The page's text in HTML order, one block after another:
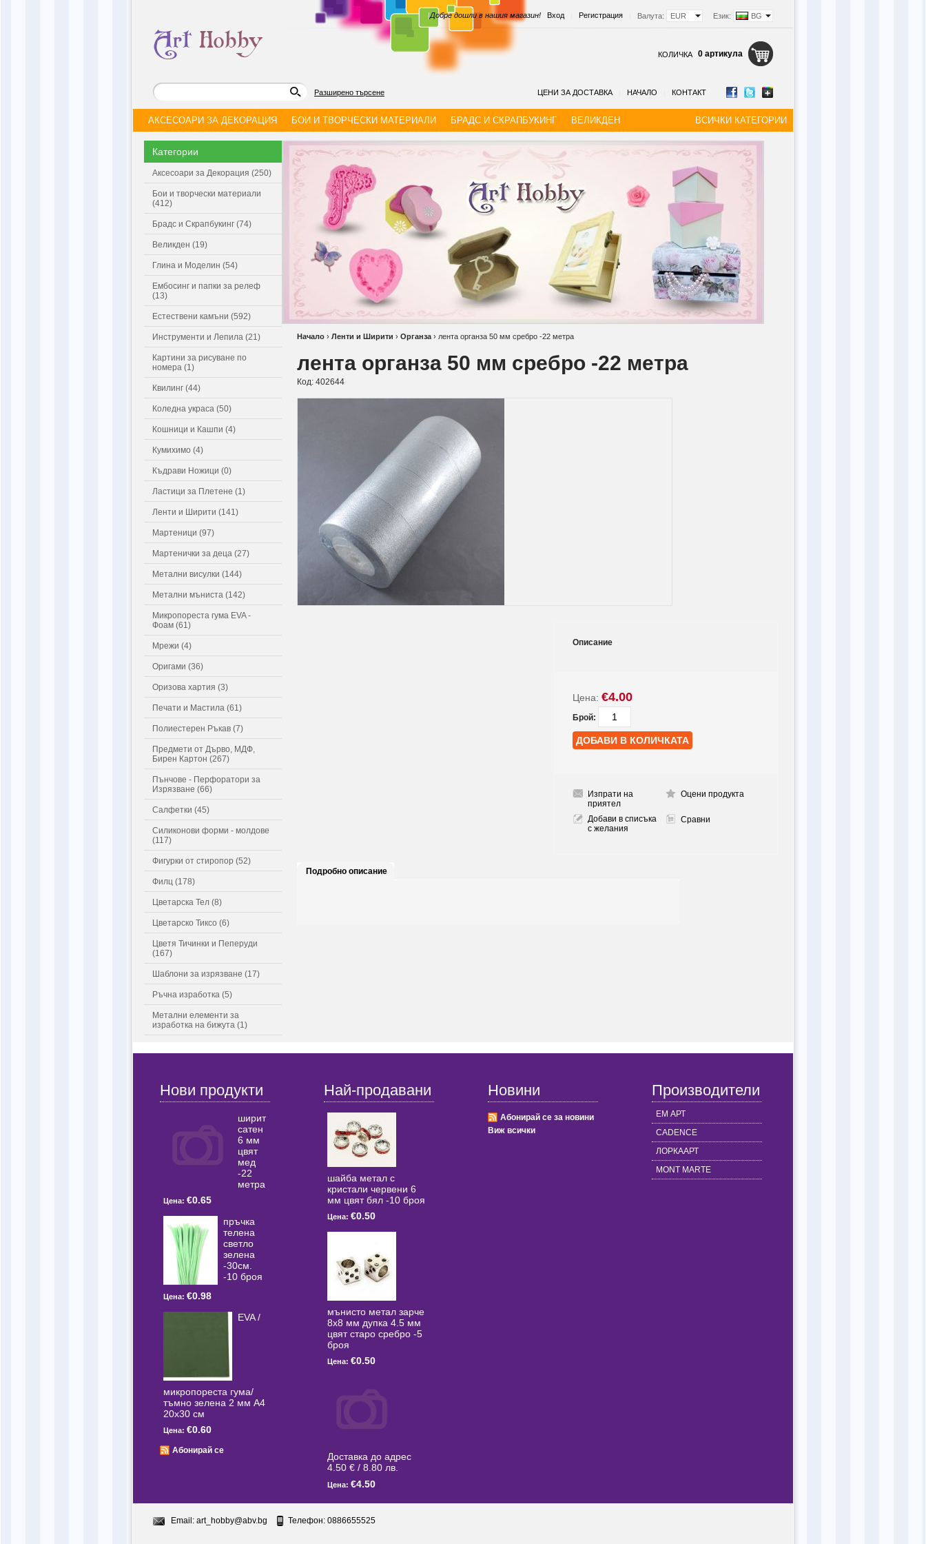
Език: BG
Валута: EUR
Вход Регистрация
Добре дошли в нашия магазин!
|
КОЛИЧКА 0 артикула
Разширено търсене ЦЕНИ ЗА ДОСТАВКА НАЧАЛО КОНТАКТ
АКСЕСОАРИ ЗА ДЕКОРАЦИЯ БОИ И ТВОРЧЕСКИ МАТЕРИАЛИ БРАДС И СКРАПБУКИНГ ВЕЛИКДЕН ВСИЧКИ КАТЕГОРИИ
Категории
Аксесоари за Декорация (250)
Бои и творчески материали
(412)
Брадс и Скрапбукинг (74)
Великден (19)
Глина и Моделин (54)
Ембосинг и папки за релеф
(13)
Естествени камъни (592)
Инструменти и Лепила (21)
Картини за рисуване по
номера (1)
Квилинг (44)
Коледна украса (50)
Кошници и Кашпи (4)
Кумихимо (4)
Къдрави Ножици (0)
Ластици за Плетене (1)
Ленти и Ширити (141)
Мартеници (97)
Мартенички за деца (27)
Метални висулки (144)
Метални мъниста (142)
Микропореста гума EVA -
Фоам (61)
Мрежи (4)
Оригами (36)
Оризова хартия (3)
Печати и Мастила (61)
Полиестерен Ръкав (7)
Предмети от Дърво, МДФ,
Бирен Картон (267)
Пънчове - Перфоратори за
Изрязване (66)
Салфетки (45)
Силиконови форми - молдове
(117)
Фигурки от стиропор (52)
Филц (178)
Цветарска Тел (8)
Цветарско Тиксо (6)
Цветя Тичинки и Пеперуди
(167)
Шаблони за изрязване (17)
Ръчна изработка (5)
Метални елементи за
изработка на бижута (1)
Начало › Ленти и Ширити › Органза › лента органза 50 мм сребро -22 метра
лента органза 50 мм сребро -22 метра
Код: 402644
Описание
Цена: €4.00
Брой:
Изпрати на
приятел
Оцени продукта
Добави в списъка
с желания
Сравни
Подробно описание
Нови продукти
ширит
сатен
6 мм
цвят
мед
-22
метра
Цена: €0.65
пръчка
телена
светлo
зелена
-30см.
-10 броя
Цена: €0.98
EVA /
микропореста гума/
тъмно зелена 2 мм А4
20x30 см
Цена: €0.60
Абонирай се
Най-продавани
шайба метал с
кристали червени 6
мм цвят бял -10 броя
Цена: €0.50
мънисто метал зарче
8x8 мм дупка 4.5 мм
цвят старо сребро -5
броя
Цена: €0.50
Доставка до адрес
4.50 € / 8.80 лв.
Цена: €4.50
Новини
Абонирай се за новини
Виж всички
Производители
ЕМ АРТ
CADENCE
ЛОРКААРТ
MONT MARTE
Email: art_hobby@abv.bg Телефон: 0886655525